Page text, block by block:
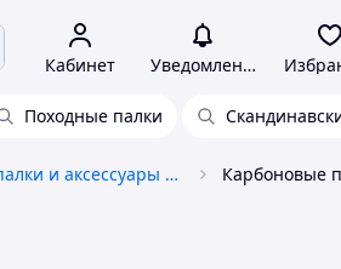
Кабинет Уведомления
Походные палки
Трекинговые палки и аксессуары к ним Карбоновые